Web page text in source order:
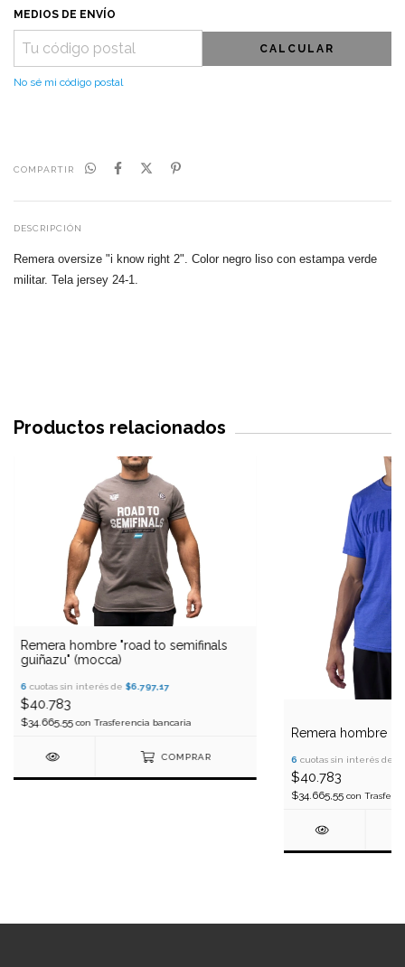
MEDIOS DE ENVÍO
CALCULAR
No sé mi código postal
COMPARTIR
DESCRIPCIÓN
Remera oversize "i know right 2". Color negro liso con estampa verde
militar. Tela jersey 24-1.
Productos relacionados
Remera hombre "road to semifinals
guiñazu" (mocca)
6 cuotas sin interés de $6.797,17
$40.783
$34.665,55con Trasferencia bancaria
COMPRAR
Remera hombre "i
6 cuotas sin interés de
$40.783
$34.665,55 con